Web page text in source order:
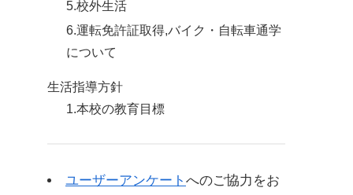
5.校外生活
6.運転免許証取得,バイク・自転車通学
について
生活指導方針
1.本校の教育目標
ユーザーアンケート へのご協力をお